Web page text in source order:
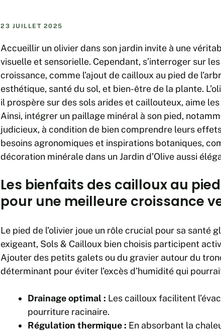
23 JUILLET 2025
Accueillir un olivier dans son jardin invite à une
visuelle et sensorielle. Cependant, s’interroger sur
croissance, comme l’ajout de cailloux au pied de
esthétique, santé du sol, et bien-être de la plante.
il prospère sur des sols arides et caillouteux, aime
Ainsi, intégrer un paillage minéral à son pied,
judicieux, à condition de bien comprendre leurs
besoins agronomiques et inspirations botaniques,
décoration minérale dans un Jardin d’Olive aussi
Les bienfaits des cailloux au
pour une meilleure croissance
Le pied de l’olivier joue un rôle crucial pour sa santé
exigeant, Sols & Cailloux bien choisis participent
Ajouter des petits galets ou du gravier autour du
déterminant pour éviter l’excès d’humidité qui
Drainage optimal : Les cailloux facilitent
pourriture racinaire.
Régulation thermique : En absorbant la